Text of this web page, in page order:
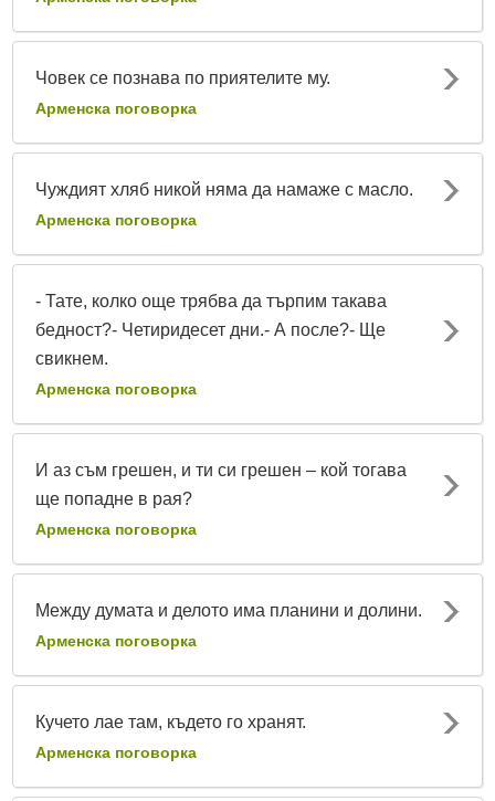
Човек се познава по приятелите му.
Арменска поговорка
Чуждият хляб никой няма да намаже с масло.
Арменска поговорка
- Тате, колко още трябва да търпим такава
бедност?- Четиридесет дни.- А после?- Ще
свикнем.
Арменска поговорка
И аз съм грешен, и ти си грешен – кой тогава
ще попадне в рая?
Арменска поговорка
Между думата и делото има планини и долини.
Арменска поговорка
Кучето лае там, където го хранят.
Арменска поговорка